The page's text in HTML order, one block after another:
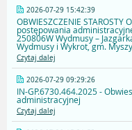
2026-07-29 15:42:39
OBWIESZCZENIE STAROSTY
postępowania
250806W Wydmusy –
Wydmusy i Wykrot, gm.
Czytaj dalej
2026-07-29 09:29:26
IN-GP.6730.464.2025 -
administracyjnej
Czytaj dalej